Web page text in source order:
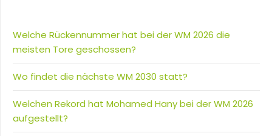
Welche Rückennummer hat bei der WM 2026 die
meisten Tore geschossen?
Wo findet die nächste WM 2030 statt?
Welchen Rekord hat Mohamed Hany bei der WM 2026
aufgestellt?